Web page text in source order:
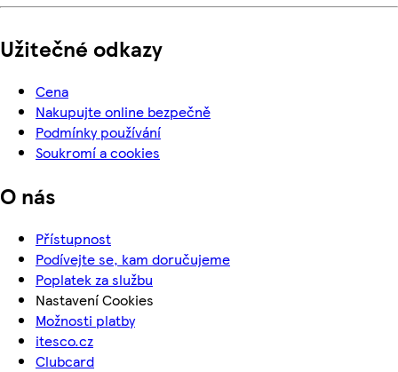
Užitečné odkazy
Cena
Nakupujte online bezpečně
Podmínky používání
Soukromí a cookies
O nás
Přístupnost
Podívejte se, kam doručujeme
Poplatek za službu
Nastavení Cookies
Možnosti platby
itesco.cz
Clubcard